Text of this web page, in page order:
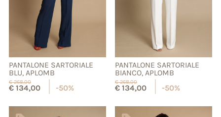
PANTALONE SARTORIALE
BLU, APLOMB
€268,00
€134,00 -50%
PANTALONE SARTORIALE
BIANCO, APLOMB
€268,00
€134,00 -50%